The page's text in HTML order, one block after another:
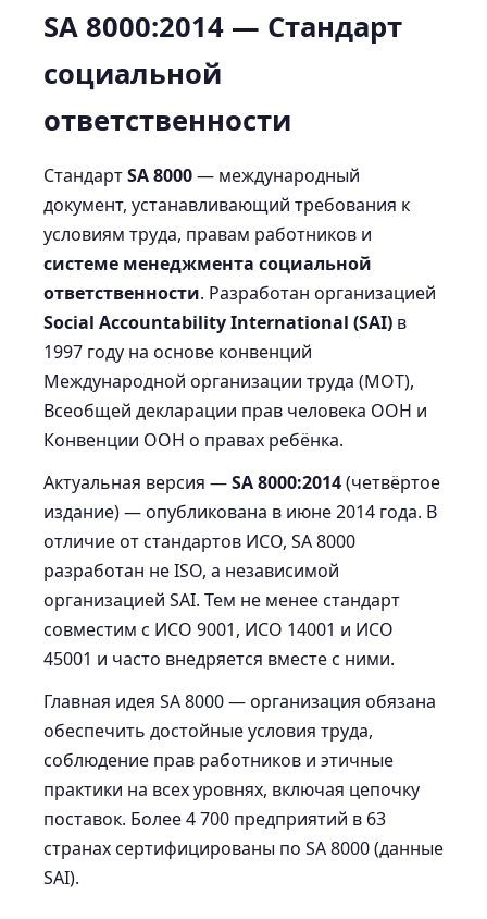
SA 8000:2014 — Стандарт
социальной
ответственности
СтандартSA 8000— международный
документ, устанавливающий требования к
условиям труда, правам работников и
системе менеджмента социальной
ответственности. Разработан организацией
Social Accountability International (SAI) в
1997 году на основе конвенций
Международной организации труда (МОТ),
Всеобщей декларации прав человека ООН и
Конвенции ООН о правах ребёнка.
Актуальная версия —SA 8000:2014(четвёртое
издание) — опубликована в июне 2014 года. В
отличие от стандартов ИСО, SA 8000
разработан не ISO, а независимой
организацией SAI. Тем не менее стандарт
совместим с ИСО 9001, ИСО 14001 и ИСО
45001 и часто внедряется вместе с ними.
Главная идея SA 8000 — организация обязана
обеспечить достойные условия труда,
соблюдение прав работников и этичные
практики на всех уровнях, включая цепочку
поставок. Более 4 700 предприятий в 63
странах сертифицированы по SA 8000 (данные
SAI).